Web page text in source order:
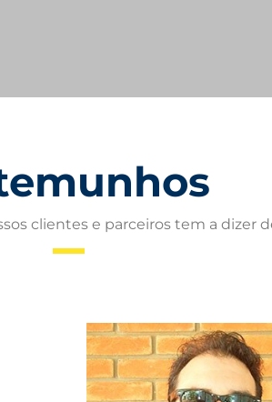
clientes e parceiros tem a dizer